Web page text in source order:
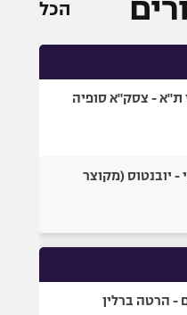
הכל
ת"א - צסק"א סופיה
- יובנטוס (מקוצר
- הרטה ברלין